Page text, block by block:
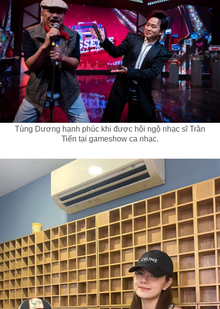
Tùng Dương hạnh phúc khi được hội ngộ nhạc sĩ Trần
Tiến tại gameshow ca nhạc.